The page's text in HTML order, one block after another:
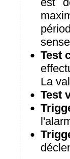
Test
La
Test